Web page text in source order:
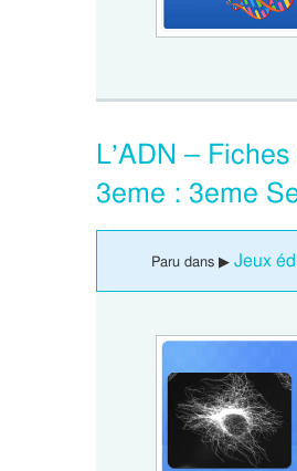
L’ADN –
3eme : 3eme
Paru dans ▶ Jeux